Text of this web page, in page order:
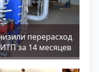
перерасход
за 14 месяцев